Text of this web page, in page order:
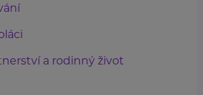
a rodinný život